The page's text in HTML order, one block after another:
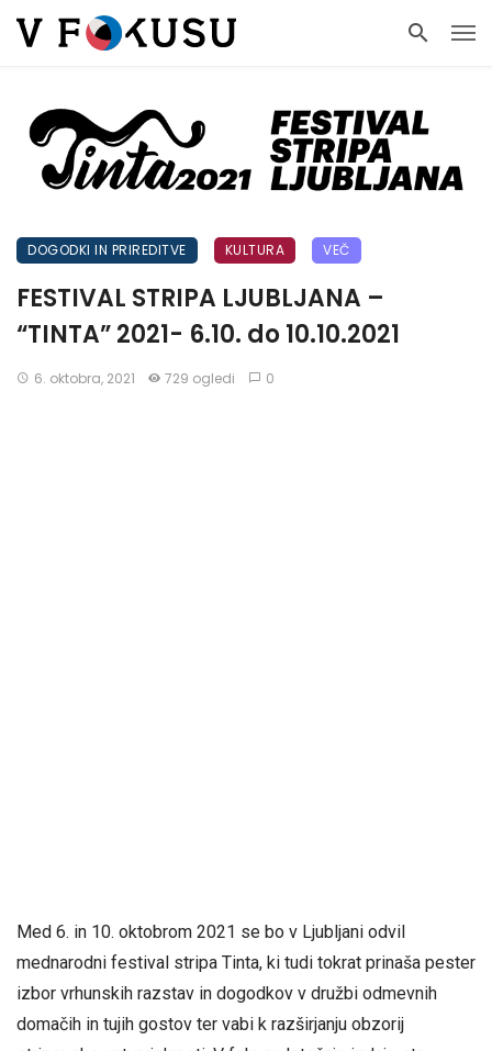
DOGODKI IN PRIREDITVE KULTURA VEČ
FESTIVAL STRIPA LJUBLJANA –
“TINTA” 2021- 6.10. do 10.10.2021
6. oktobra, 2021 729 ogledi 0
Med 6. in 10. oktobrom 2021 se bo v Ljubljani odvil
mednarodni festival stripa Tinta, ki tudi tokrat prinaša pester
izbor vrhunskih razstav in dogodkov v družbi odmevnih
domačih in tujih gostov ter vabi k razširjanju obzorij